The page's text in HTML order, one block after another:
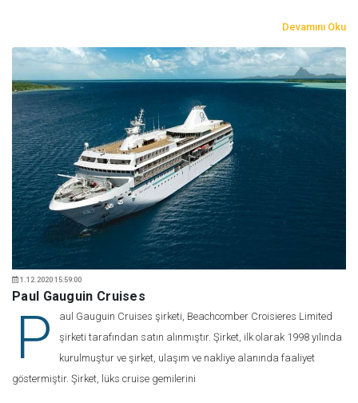
Devamını Oku
1.12.2020 15:59:00
Paul Gauguin Cruises
P
aul Gauguin Cruises şirketi, Beachcomber Croisieres Limited
şirketi tarafından satın alınmıştır. Şirket, ilk olarak 1998 yılında
kurulmuştur ve şirket, ulaşım ve nakliye alanında faaliyet
göstermiştir. Şirket, lüks cruise gemilerini